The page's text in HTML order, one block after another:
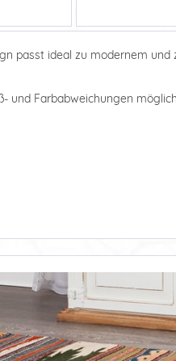
passt ideal zu modernem und
und Farbabweichungen möglich